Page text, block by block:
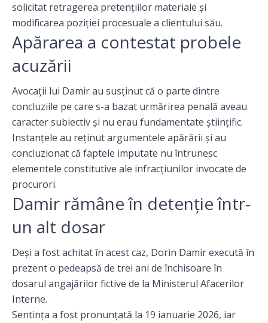
solicitat retragerea pretențiilor materiale și
modificarea poziției procesuale a clientului său.
Apărarea a contestat probele
acuzării
Avocații lui Damir au susținut că o parte dintre
concluziile pe care s-a bazat urmărirea penală aveau
caracter subiectiv și nu erau fundamentate științific.
Instanțele au reținut argumentele apărării și au
concluzionat că faptele imputate nu întrunesc
elementele constitutive ale infracțiunilor invocate de
procurori.
Damir rămâne în detenție într-
un alt dosar
Deși a fost achitat în acest caz, Dorin Damir execută în
prezent o pedeapsă de trei ani de închisoare în
dosarul angajărilor fictive de la Ministerul Afacerilor
Interne.
Sentința a fost pronunțată la 19 ianuarie 2026, iar